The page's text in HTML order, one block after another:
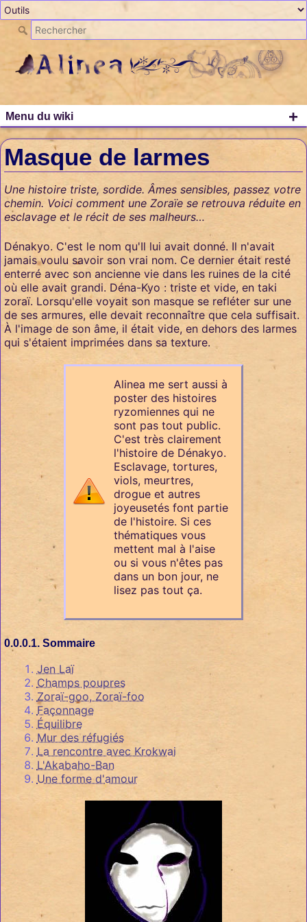
+
Menu du wiki
Masque de larmes
Une histoire triste, sordide. Âmes sensibles, passez votre
chemin. Voici comment une Zoraïe se retrouva réduite en
esclavage et le récit de ses malheurs…
Dénakyo. C'est le nom qu'Il lui avait donné. Il n'avait
jamais voulu savoir son vrai nom. Ce dernier était resté
enterré avec son ancienne vie dans les ruines de la cité
où elle avait grandi. Déna-Kyo : triste et vide, en taki
zoraï. Lorsqu'elle voyait son masque se refléter sur une
de ses armures, elle devait reconnaître que cela suffisait.
À l'image de son âme, il était vide, en dehors des larmes
qui s'étaient imprimées dans sa texture.
Alinea me sert aussi à
poster des histoires
ryzomiennes qui ne
sont pas tout public.
C'est très clairement
l'histoire de Dénakyo.
Esclavage, tortures,
viols, meurtres,
drogue et autres
joyeusetés font partie
de l'histoire. Si ces
thématiques vous
mettent mal à l'aise
ou si vous n'êtes pas
dans un bon jour, ne
lisez pas tout ça.
Sommaire
Jen Laï
Champs poupres
Zoraï-goo, Zoraï-foo
Façonnage
Équilibre
Mur des réfugiés
La rencontre avec Krokwai
L'Akabaho-Ban
Une forme d'amour